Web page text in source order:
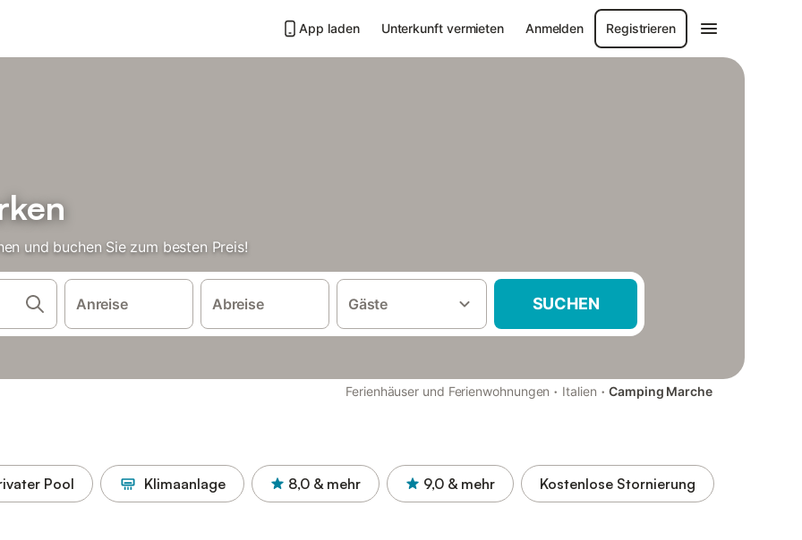
App laden Unterkunft vermieten Anmelden Registrieren
und buchen Sie zum besten Preis!
Anreise Abreise Gäste SUCHEN
Ferienhäuser und Ferienwohnungen · Italien · Camping Marche
Pool Klimaanlage 8,0 & mehr 9,0 & mehr Kostenlose Stornierung